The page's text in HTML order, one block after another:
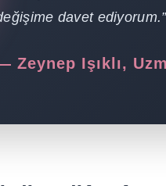
davet ediyorum.”
Zeynep Işıklı,